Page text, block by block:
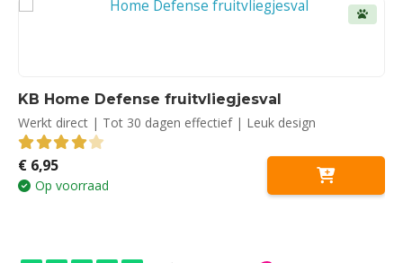
KB Home Defense fruitvliegjesval
Werkt direct | Tot 30 dagen effectief | Leuk design
4.00out of 5
€ 6,95
Op voorraad